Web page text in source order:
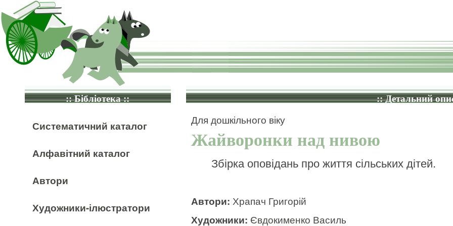
:: Бібліотека ::
Систематичний каталог
Алфавітний каталог
Автори
Художники-ілюстратори
:: Детальний
Для дошкільного віку
Жайворонки над нивою
Збірка оповідань про життя сільських дітей.
Автори: Храпач Григорій
Художники: Євдокименко Василь